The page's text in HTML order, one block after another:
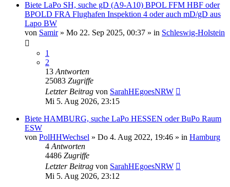
Biete LaPo SH, suche gD (A9-A10) BPOL FFM HBF oder
BPOLD FRA Flughafen Inspektion 4 oder auch mD/gD aus
Lapo BW
von Samir» Mo 22. Sep 2025, 00:37 » in Schleswig-Holstein
1
2
13 Antworten
25083 Zugriffe
Letzter Beitrag von SarahHEgoesNRW
Mi 5. Aug 2026, 23:15
Biete HAMBURG, suche LaPo HESSEN oder BuPo Raum
ESW
von PolHHWechsel » Do 4. Aug 2022, 19:46 » in Hamburg
4 Antworten
4486 Zugriffe
Letzter Beitrag von SarahHEgoesNRW
Mi 5. Aug 2026, 23:12